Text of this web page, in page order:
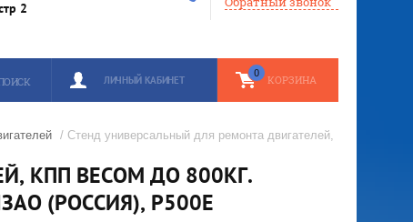
2
КОРЗИНА
0
ЛИЧНЫЙ КАБИНЕТ
/ Стенд универсальный для ремонта двигателей,
КПП ВЕСОМ ДО 800КГ.
(РОССИЯ), Р500Е